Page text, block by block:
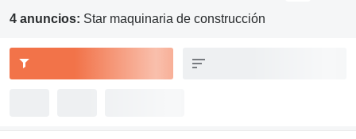
4 anuncios: Star maquinaria de construcción